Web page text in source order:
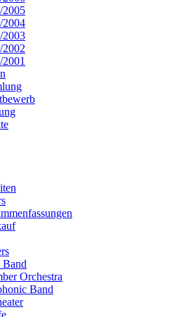
2005
2004
2003
2002
2001
Band
Orchestra
Band